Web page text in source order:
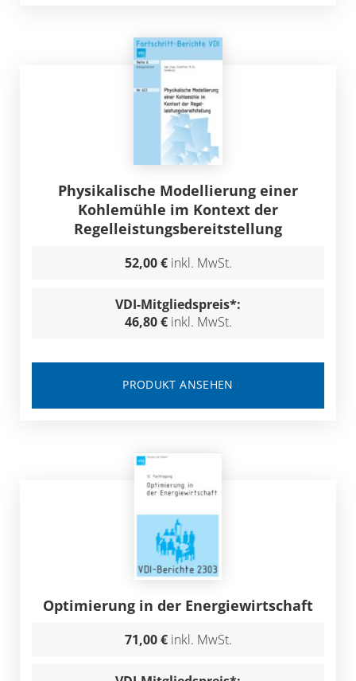
Physikalische Modellierung einer
Kohlemühle im Kontext der
Regelleistungsbereitstellung
52,00 € inkl. MwSt.
VDI-Mitgliedspreis*:
46,80 € inkl. MwSt.
PRODUKT ANSEHEN
Optimierung in der Energiewirtschaft
71,00 € inkl. MwSt.